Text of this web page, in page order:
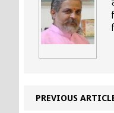
PREVIOUS